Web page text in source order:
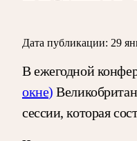
Дата публикации: 29
В ежегодной
окне)
сессии, которая